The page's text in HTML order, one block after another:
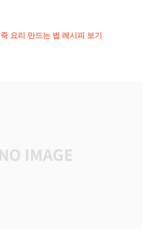
요리 만드는 법 레시피 보기